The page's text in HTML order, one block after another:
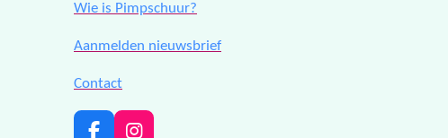
Wie is Pimpschuur?
Aanmelden nieuwsbrief
Contact